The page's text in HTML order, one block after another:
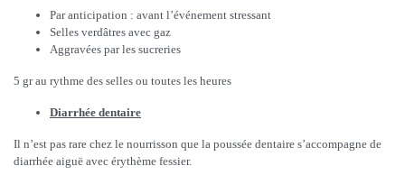
Par anticipation : avant l’événement stressant
Selles verdâtres avec gaz
Aggravées par les sucreries
5 gr au rythme des selles ou toutes les heures
Diarrhée dentaire
Il n’est pas rare chez le nourrisson que la poussée dentaire s’accompagne de
diarrhée aiguë avec érythème fessier.